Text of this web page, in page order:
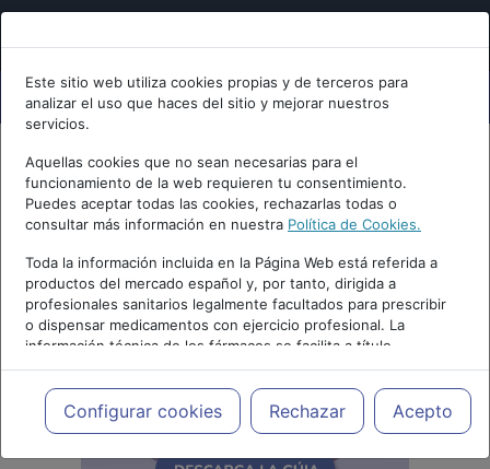
Este sitio web utiliza cookies propias y de terceros para
analizar el uso que haces del sitio y mejorar nuestros
servicios.
Aquellas cookies que no sean necesarias para el
funcionamiento de la web requieren tu consentimiento.
Puedes aceptar todas las cookies, rechazarlas todas o
consultar más información en nuestra Política de Cookies.
Toda la información incluida en la Página Web está referida a
productos del mercado español y, por tanto, dirigida a
profesionales sanitarios legalmente facultados para prescribir
o dispensar medicamentos con ejercicio profesional. La
información técnica de los fármacos se facilita a título
meramente informativo, siendo responsabilidad de los
profesionales facultados prescribir medicamentos y decidir, en
cada caso concreto, el tratamiento más adecuado a las
necesidades del paciente.
Configurar cookies Rechazar Acepto